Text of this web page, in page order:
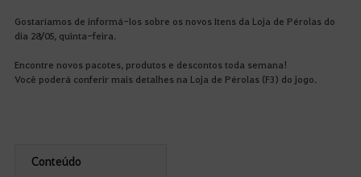
Gostaríamos de informá-los sobre os novos Itens da Loja de Pérolas do
dia 28/05, quinta-feira.
Encontre novos pacotes, produtos e descontos toda semana!
Você poderá conferir mais detalhes na Loja de Pérolas (F3) do jogo.
Conteúdo